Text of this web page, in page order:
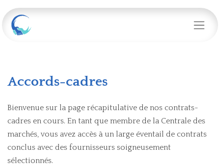
Accords-cadres
Bienvenue sur la page récapitulative de nos contrats-
cadres en cours. En tant que membre de la Centrale des
marchés, vous avez accès à un large éventail de contrats
conclus avec des fournisseurs soigneusement
sélectionnés.